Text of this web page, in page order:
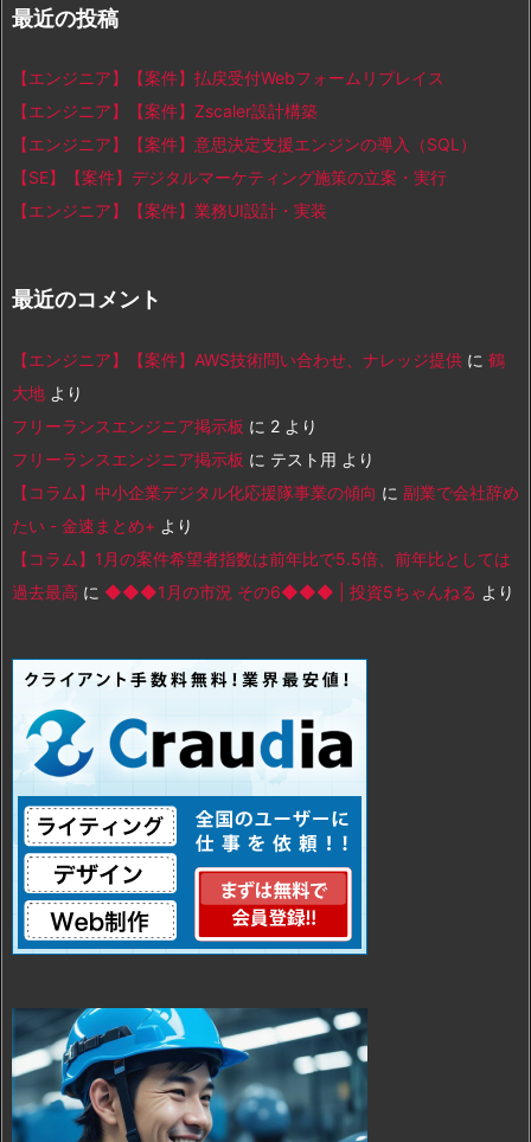
最近の投稿
【エンジニア】【案件】払戻受付Webフォームリプレイス
【エンジニア】【案件】Zscaler設計構築
【エンジニア】【案件】意思決定支援エンジンの導入（SQL）
【SE】【案件】デジタルマーケティング施策の立案・実行
【エンジニア】【案件】業務UI設計・実装
最近のコメント
【エンジニア】【案件】AWS技術問い合わせ、ナレッジ提供 に 鶴
大地 より
フリーランスエンジニア掲示板 に 2 より
フリーランスエンジニア掲示板 に テスト用 より
【コラム】中小企業デジタル化応援隊事業の傾向 に 副業で会社辞め
たい - 金速まとめ+ より
【コラム】1月の案件希望者指数は前年比で5.5倍、前年比としては
過去最高 に ◆◆◆1月の市況 その6◆◆◆ | 投資5ちゃんねる より